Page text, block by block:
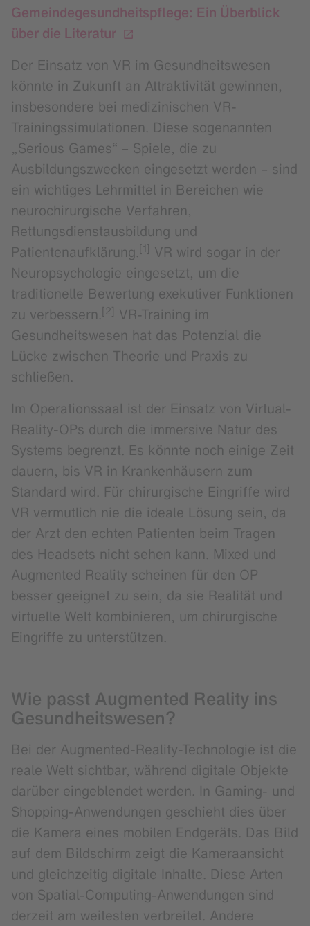
Gemeindegesundheitspflege: Ein Überblick
über die Literatur
Der Einsatz von VR im Gesundheitswesen
könnte in Zukunft an Attraktivität gewinnen,
insbesondere bei medizinischen VR-
Trainingssimulationen. Diese sogenannten
„Serious Games“ – Spiele, die zu
Ausbildungszwecken eingesetzt werden – sind
ein wichtiges Lehrmittel in Bereichen wie
neurochirurgische Verfahren,
Rettungsdienstausbildung und
Patientenaufklärung.[1] VR wird sogar in der
Neuropsychologie eingesetzt, um die
traditionelle Bewertung exekutiver Funktionen
zu verbessern.[2] VR-Training im
Gesundheitswesen hat das Potenzial die
Lücke zwischen Theorie und Praxis zu
schließen.
Im Operationssaal ist der Einsatz von Virtual-
Reality-OPs durch die immersive Natur des
Systems begrenzt. Es könnte noch einige Zeit
dauern, bis VR in Krankenhäusern zum
Standard wird. Für chirurgische Eingriffe wird
VR vermutlich nie die ideale Lösung sein, da
der Arzt den echten Patienten beim Tragen
des Headsets nicht sehen kann. Mixed und
Augmented Reality scheinen für den OP
besser geeignet zu sein, da sie Realität und
virtuelle Welt kombinieren, um chirurgische
Eingriffe zu unterstützen.
Wie passt Augmented Reality ins
Gesundheitswesen?
Bei der Augmented-Reality-Technologie ist die
reale Welt sichtbar, während digitale Objekte
darüber eingeblendet werden. In Gaming- und
Shopping-Anwendungen geschieht dies über
die Kamera eines mobilen Endgeräts. Das Bild
auf dem Bildschirm zeigt die Kameraansicht
und gleichzeitig digitale Inhalte. Diese Arten
von Spatial-Computing-Anwendungen sind
derzeit am weitesten verbreitet. Andere